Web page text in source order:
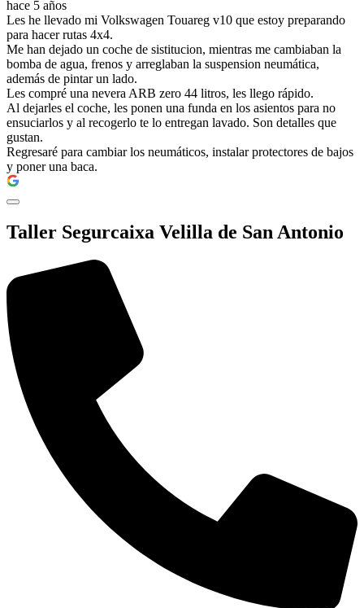
hace 5 años
Les he llevado mi Volkswagen Touareg v10 que estoy preparando
para hacer rutas 4x4.
Me han dejado un coche de sistitucion, mientras me cambiaban la
bomba de agua, frenos y arreglaban la suspension neumática,
además de pintar un lado.
Les compré una nevera ARB zero 44 litros, les llego rápido.
Al dejarles el coche, les ponen una funda en los asientos para no
ensuciarlos y al recogerlo te lo entregan lavado. Son detalles que
gustan.
Regresaré para cambiar los neumáticos, instalar protectores de bajos
y poner una baca.
Taller Segurcaixa Velilla de San Antonio